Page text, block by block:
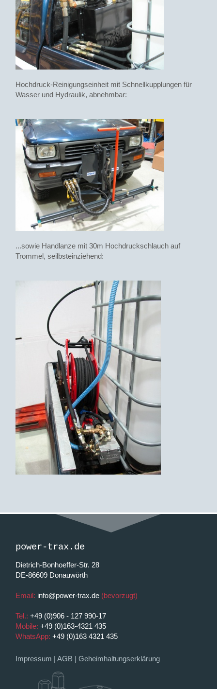
Hochdruck-Reinigungseinheit mit Schnellkupplungen für
Wasser und Hydraulik, abnehmbar:
...sowie Handlanze mit 30m Hochdruckschlauch auf
Trommel, seilbsteinziehend:
power-trax.de
Dietrich-Bonhoeffer-Str. 28
DE-86609 Donauwörth
Email: info@power-trax.de (bevorzugt)
Tel.: +49 (0)906 - 127 990-17
Mobile:+49 (0)163-4321 435
WhatsApp: +49 (0)163 4321 435
Impressum |AGB |Geheimhaltungserklärung